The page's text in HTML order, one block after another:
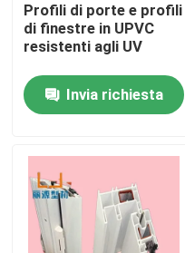
Casa
Prodotti
Circa noi
Profili di porte e profili
di finestre in UPVC
resistenti agli UV
Invia richiesta